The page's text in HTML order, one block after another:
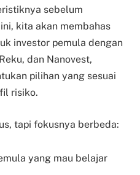
sebelum
kita akan membahas
investor pemula dengan
dan Nanovest,
pilihan yang sesuai
risiko.
tapi fokusnya berbeda:
yang mau belajar